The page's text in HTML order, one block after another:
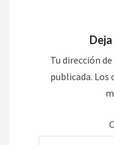
Tu dirección
publicada. Los